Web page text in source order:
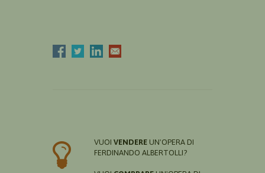
VUOI VENDERE UN'OPERA DI
FERDINANDO ALBERTOLLI?